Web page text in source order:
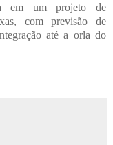
em um projeto de
com previsão de
até a orla do